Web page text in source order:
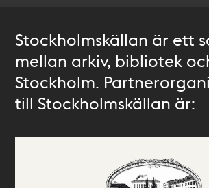
Stockholmskällan är ett
mellan arkiv, bibliotek
Stockholm.
till Stockholmskällan är: